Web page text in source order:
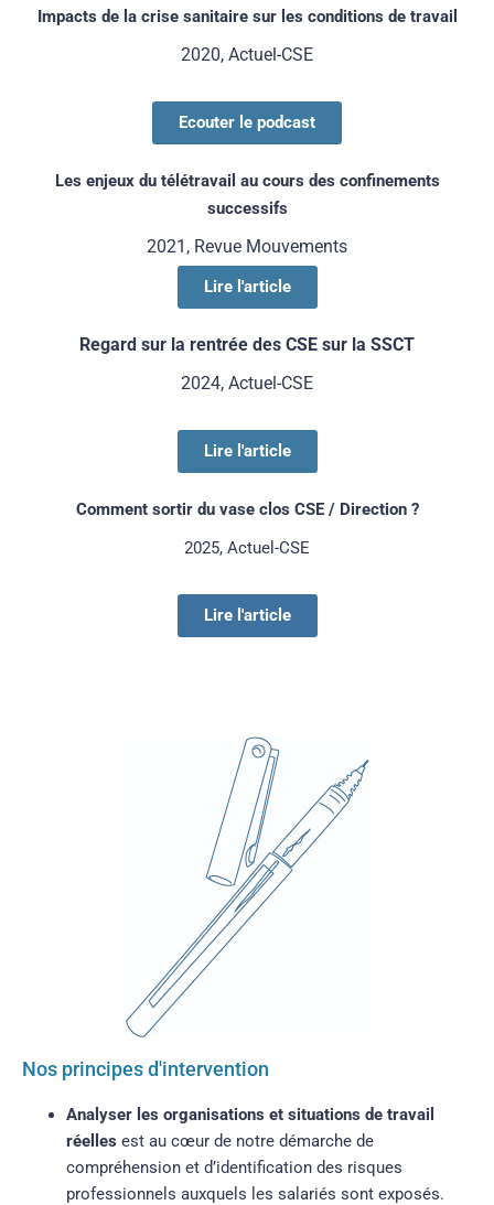
Impacts de la crise sanitaire sur les conditions de travail
2020, Actuel-CSE
Ecouter le podcast
Les enjeux du télétravail au cours des confinements
successifs
2021, Revue Mouvements
Lire l'article
Regard sur la rentrée des CSE sur la SSCT
2024, Actuel-CSE
Lire l'article
Comment sortir du vase clos CSE / Direction ?
2025, Actuel-CSE
Lire l'article
Nos principes d'intervention
Analyser les organisations et situations de travail
réelles est au cœur de notre démarche de
compréhension et d’identification des risques
professionnels auxquels les salariés sont exposés.